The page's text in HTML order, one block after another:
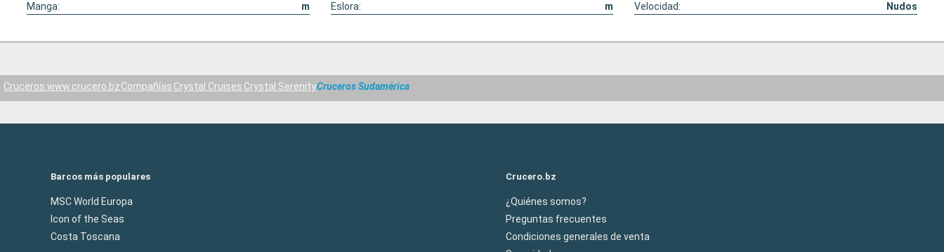
Manga:
m Eslora: m Velocidad: Nudos
Cruceros www.crucero.bzCompañías Crystal Cruises Crystal SerenityCruceros Sudamérica
Barcos más populares
MSC World Europa
Icon of the Seas
Costa Toscana
Crucero.bz
¿Quiénes somos?
Preguntas frecuentes
Condiciones generales de venta